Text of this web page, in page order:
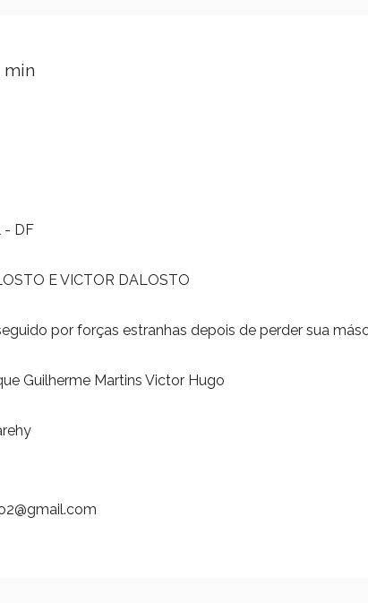
min
- DF
E VICTOR DALOSTO
por forças estranhas depois de perder sua
Guilherme Martins Victor Hugo